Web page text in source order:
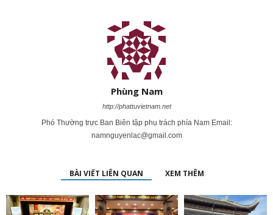
Phùng Nam
http://phattuvietnam.net
Phó Thường trực Ban Biên tập phụ trách phía Nam Email:
namnguyenlac@gmail.com
BÀI VIẾT LIÊN QUAN XEM THÊM